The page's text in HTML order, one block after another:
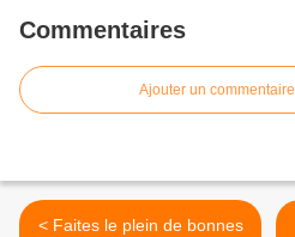
Commentaires
Ajouter un commentaire
< Faites le plein de bonnes